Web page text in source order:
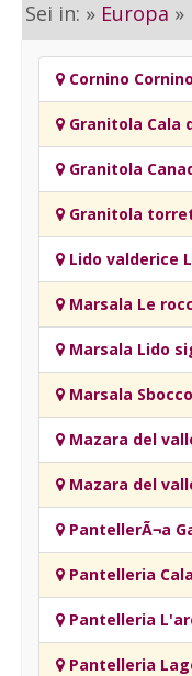
Sei in: » Europa »
Cornino Cornino
Granitola Cala
Granitola
Granitola
Lido valderice
Marsala Le
Marsala Lido
Marsala Sbocco
Mazara del
Mazara del
PantellerÃ¬a
Pantelleria
Pantelleria
Pantelleria